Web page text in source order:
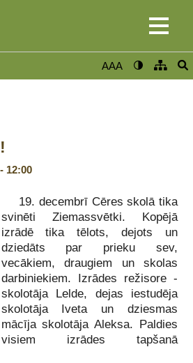
AAA
12:00
19. decembrī Cēres skolā tika
svinēti Ziemassvētki. Kopējā
izrādē tika tēlots, dejots un
dziedāts par prieku sev,
vecākiem, draugiem un skolas
darbiniekiem. Izrādes režisore -
skolotāja Lelde, dejas iestudēja
skolotāja Iveta un dziesmas
mācīja skolotāja Aleksa. Paldies
visiem izrādes tapšanā